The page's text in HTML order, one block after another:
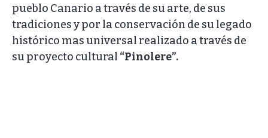
pueblo Canario a través de su arte, de sus
tradiciones y por la conservación de su legado
histórico mas universal realizado a través de
su proyecto cultural “Pinolere”.